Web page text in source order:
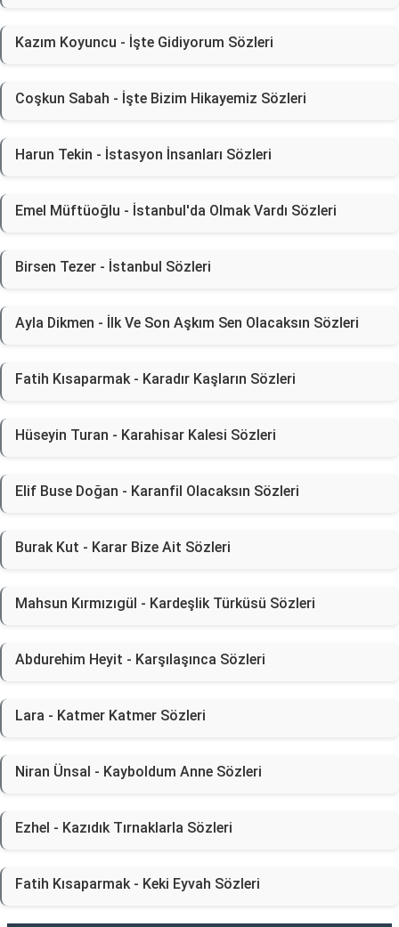
Kazım Koyuncu - İşte Gidiyorum Sözleri
Coşkun Sabah - İşte Bizim Hikayemiz Sözleri
Harun Tekin - İstasyon İnsanları Sözleri
Emel Müftüoğlu - İstanbul'da Olmak Vardı Sözleri
Birsen Tezer - İstanbul Sözleri
Ayla Dikmen - İlk Ve Son Aşkım Sen Olacaksın Sözleri
Fatih Kısaparmak - Karadır Kaşların Sözleri
Hüseyin Turan - Karahisar Kalesi Sözleri
Elif Buse Doğan - Karanfil Olacaksın Sözleri
Burak Kut - Karar Bize Ait Sözleri
Mahsun Kırmızıgül - Kardeşlik Türküsü Sözleri
Abdurehim Heyit - Karşılaşınca Sözleri
Lara - Katmer Katmer Sözleri
Niran Ünsal - Kayboldum Anne Sözleri
Ezhel - Kazıdık Tırnaklarla Sözleri
Fatih Kısaparmak - Keki Eyvah Sözleri